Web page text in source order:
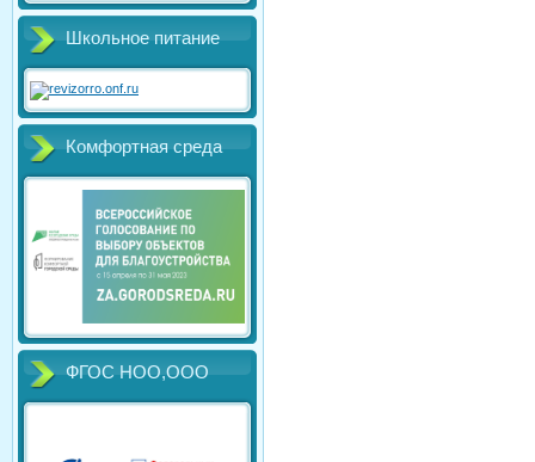
Школьное питание
Комфортная среда
ФГОС НОО,ООО